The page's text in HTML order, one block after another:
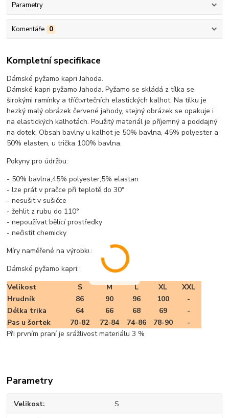
Parametry
Komentáře 0
Kompletní specifikace
Dámské pyžamo kapri Jahoda.
Dámské kapri pyžamo Jahoda. Pyžamo se skládá z tílka se
širokými ramínky a tříčtvrtečních elastických kalhot. Na tílku je
hezký malý obrázek červené jahody, stejný obrázek se opakuje i
na elastických kalhotách. Použitý materiál je příjemný a poddajný
na dotek. Obsah bavlny u kalhot je 50% bavlna, 45% polyester a
50% elasten, u trička 100% bavlna.
Pokyny pro údržbu:
- 50% bavlna,45% polyester,5% elastan
- lze prát v pračce při teplotě do 30°
- nesušit v sušičce
- žehlit z rubu do 110°
- nepoužívat bělící prostředky
- nečistit chemicky
Míry naměřené na výrobku:
Dámské pyžamo kapri:
Velikost
S M L XL
XXL
Hrudník
86 90 96 100
-
Délka trika
64 66 68 69
-
Pas u šortek
70-82 72-84 74-86 78-90
-
Při prvním praní je srážlivost materiálu 3 %
Parametry
Velikost S